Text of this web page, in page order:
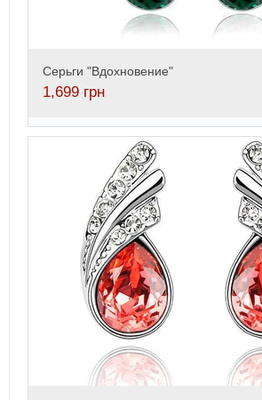
Серьги "Вдохновение"
1,699 грн